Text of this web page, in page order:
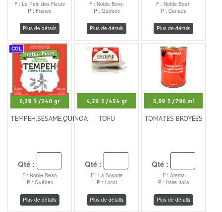
F : Le Pain des Fleurs
P : France
Plus de détails
F : Noble Bean
P : Québec
Plus de détails
F : Noble Bean
P : Canada
Plus de détails
CGL
6,29 $ /240 gr
TEMPEH,SÉSAME,QUINOA
Qté :
F : Noble Bean
P : Québec
Plus de détails
4,29 $ /454 gr
TOFU
Qté :
F : La Soyarie
P : Local
Plus de détails
5,99 $ /796 ml
TOMATES BROYÉES
Qté :
F : Arema
P : Italie-Italia
Plus de détails